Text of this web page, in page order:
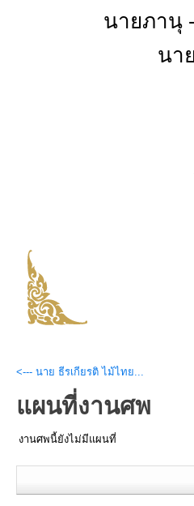
นายภานุ
นา
<--- นาย ธีรเกียรติ ไม้ไทย...
แผนที่งานศพ
งานศพนี้ยังไม่มีแผนที่